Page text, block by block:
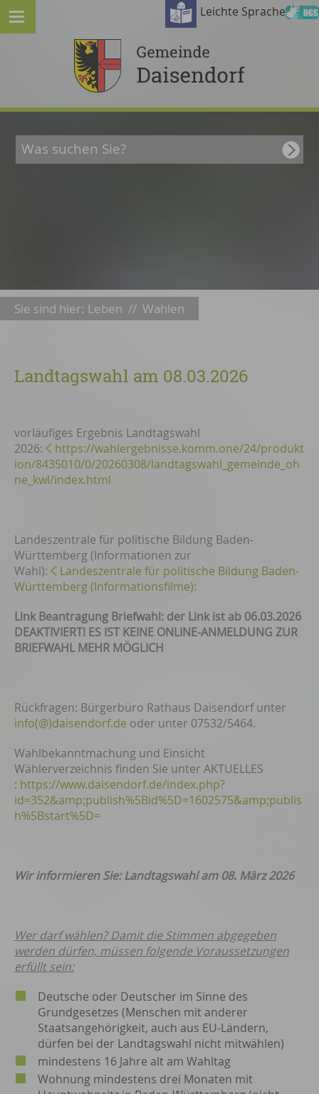
Leichte Sprache
Sie sind hier: Leben // Wahlen
Landtagswahl am 08.03.2026
vorläufiges Ergebnis Landtagswahl
2026:
https://wahlergebnisse.komm.one/24/produkt
ion/8435010/0/20260308/landtagswahl_gemeinde_oh
ne_kwl/index.html
Landeszentrale für politische Bildung Baden-
Württemberg (Informationen zur
Wahl):
Landeszentrale für politische Bildung Baden-
Württemberg (Informationsfilme):
Link Beantragung Briefwahl: der Link ist ab 06.03.2026
DEAKTIVIERT! ES IST KEINE ONLINE-ANMELDUNG ZUR
BRIEFWAHL MEHR MÖGLICH
Rückfragen: Bürgerbüro Rathaus Daisendorf unter
info(@)daisendorf.de oder unter 07532/5464.
Wahlbekanntmachung und Einsicht
Wählerverzeichnis finden Sie unter AKTUELLES
: https://www.daisendorf.de/index.php?
id=352&amp;publish%5Bid%5D=1602575&amp;publis
h%5Bstart%5D=
Wir informieren Sie: Landtagswahl am 08. März 2026
Wer darf wählen? Damit die Stimmen abgegeben
werden dürfen, müssen folgende Voraussetzungen
erfüllt sein:
Deutsche oder Deutscher im Sinne des
Grundgesetzes (Menschen mit anderer
Staatsangehörigkeit, auch aus EU-Ländern,
dürfen bei der Landtagswahl nicht mitwählen)
mindestens 16 Jahre alt am Wahltag
Wohnung mindestens drei Monaten mit